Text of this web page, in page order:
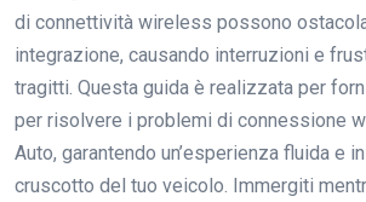
di connettività wireless possono
integrazione, causando interruzioni e
tragitti. Questa guida è realizzata per
per risolvere i problemi di connessione
Auto, garantendo un’esperienza fluida e
cruscotto del tuo veicolo. Immergiti